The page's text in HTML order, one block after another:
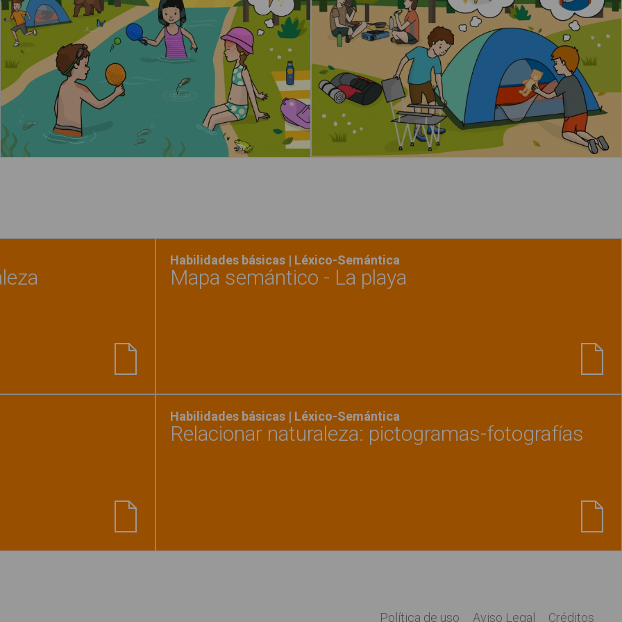
Leer más acerca de "La chica está escalando"
Leer más
Habilidades básicas | Léxico-Semántica
Mapa semántico - La playa
Habilidades básicas | Léxico-Semántica
Relacionar naturaleza: pictogramas-fotografías
Política de uso Aviso Legal Créditos